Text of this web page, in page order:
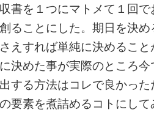
書を１つにマトメて１回で
ることにした。期日を決め
えすれば単純に決めること
決めた事が実際のところ今
する方法はコレで良かった
要素を煮詰めるコトにして